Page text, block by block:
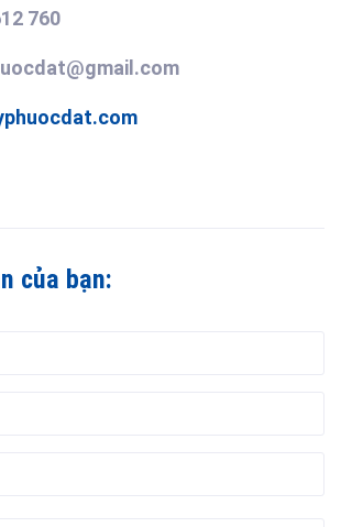
760
của bạn: